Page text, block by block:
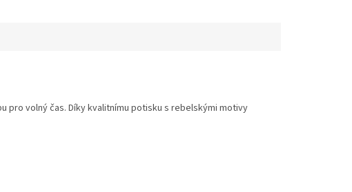
pro volný čas. Díky kvalitnímu potisku s rebelskými motivy